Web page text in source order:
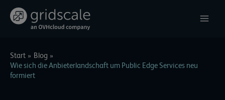
Inhalt
Start
Blog
Wie sich die Anbieterlandschaft um Public Edge Services neu
formiert